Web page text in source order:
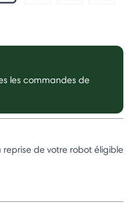
les commandes de
de votre robot éligible